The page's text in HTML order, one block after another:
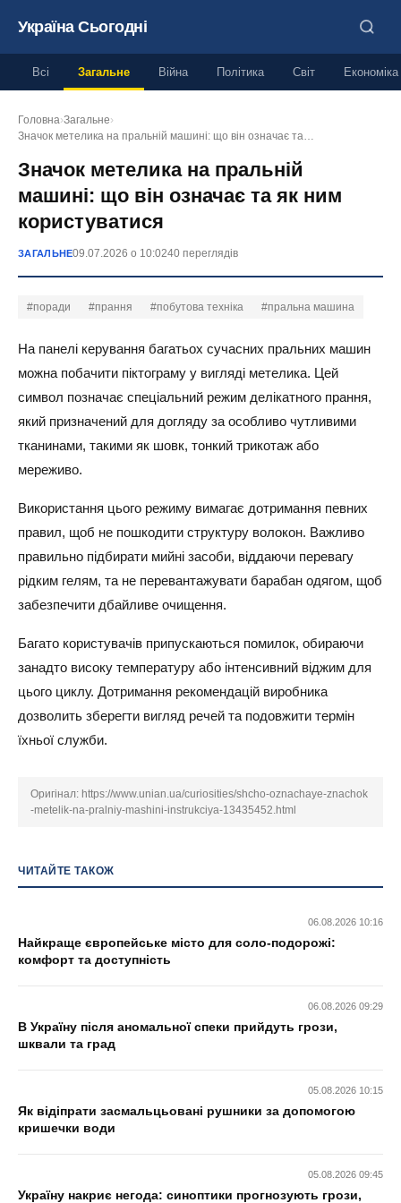
Україна Сьогодні
Всі Загальне Війна Політика Світ Економіка
Головна›Загальне›
Значок метелика на пральній машині: що він означає та…
Значок метелика на пральній
машині: що він означає та як ним
користуватися
ЗАГАЛЬНЕ09.07.2026 о 10:0240 переглядів
#поради #прання #побутова техніка #пральна машина
На панелі керування багатьох сучасних пральних машин
можна побачити піктограму у вигляді метелика. Цей
символ позначає спеціальний режим делікатного прання,
який призначений для догляду за особливо чутливими
тканинами, такими як шовк, тонкий трикотаж або
мереживо.
Використання цього режиму вимагає дотримання певних
правил, щоб не пошкодити структуру волокон. Важливо
правильно підбирати мийні засоби, віддаючи перевагу
рідким гелям, та не перевантажувати барабан одягом, щоб
забезпечити дбайливе очищення.
Багато користувачів припускаються помилок, обираючи
занадто високу температуру або інтенсивний віджим для
цього циклу. Дотримання рекомендацій виробника
дозволить зберегти вигляд речей та подовжити термін
їхньої служби.
Оригінал: https://www.unian.ua/curiosities/shcho-oznachaye-znachok
-metelik-na-pralniy-mashini-instrukciya-13435452.html
ЧИТАЙТЕ ТАКОЖ
06.08.2026 10:16
Найкраще європейське місто для соло-подорожі:
комфорт та доступність
06.08.2026 09:29
В Україну після аномальної спеки прийдуть грози,
шквали та град
05.08.2026 10:15
Як відіпрати засмальцьовані рушники за допомогою
кришечки води
05.08.2026 09:45
Україну накриє негода: синоптики прогнозують грози,